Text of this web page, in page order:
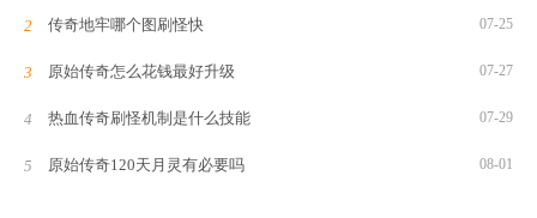
传奇地牢哪个图刷怪快 07-25
原始传奇怎么花钱最好升级 07-27
热血传奇刷怪机制是什么技能 07-29
原始传奇120天月灵有必要吗 08-01